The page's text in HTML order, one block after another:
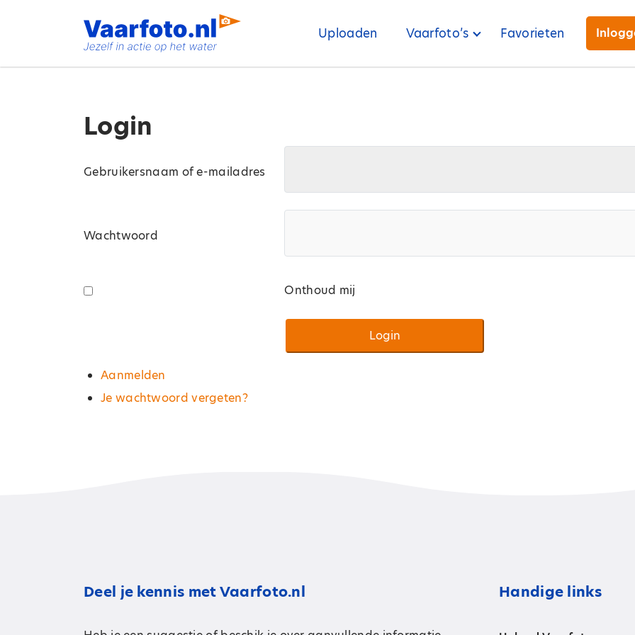
Uploaden Vaarfoto’s Favorieten
Login
Gebruikersnaam of e-mailadres
Wachtwoord
Onthoud mij
Login
Aanmelden
Je wachtwoord vergeten?
Deel je kennis met Vaarfoto.nl Handige links